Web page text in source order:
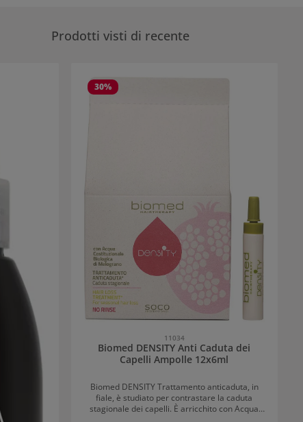
Prodotti visti di recente
30%
11034
Biomed DENSITY Anti Caduta dei
Capelli Ampolle 12x6ml
Biomed DENSITY Trattamento anticaduta, in
fiale, è studiato per contrastare la caduta
stagionale dei capelli. È arricchito con Acqua